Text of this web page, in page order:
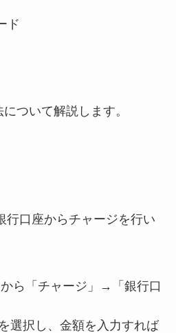
ド
ついて解説します。
行口座からチャージを行い
ら「チャージ」→「銀行口
選択し、金額を入力すれば